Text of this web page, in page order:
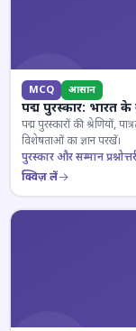
MCQ आसान
पद्म पुरस्कार: भारत के
पद्म पुरस्कारों की श्रेणियों,
विशेषताओं का ज्ञान परखें।
पुरस्कार और सम्मान
क्विज़ लें